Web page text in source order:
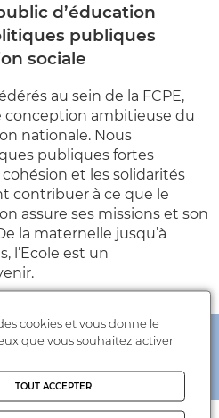
d’éducation
publiques
sociale
au sein de la FCPE,
conception ambitieuse du
nationale. Nous
publiques fortes
et les solidarités
contribuer à ce que le
assure ses missions et son
la maternelle jusqu’à
l’Ecole est un
en ligne
FCPE
cookies et vous donne le
que vous souhaitez activer
TOUT ACCEPTER